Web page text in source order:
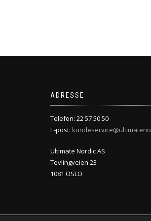
ADRESSE
Telefon: 22 57 50 50
E-post:
Ultimate Nordic AS
Tevlingveien 23
1081 OSLO